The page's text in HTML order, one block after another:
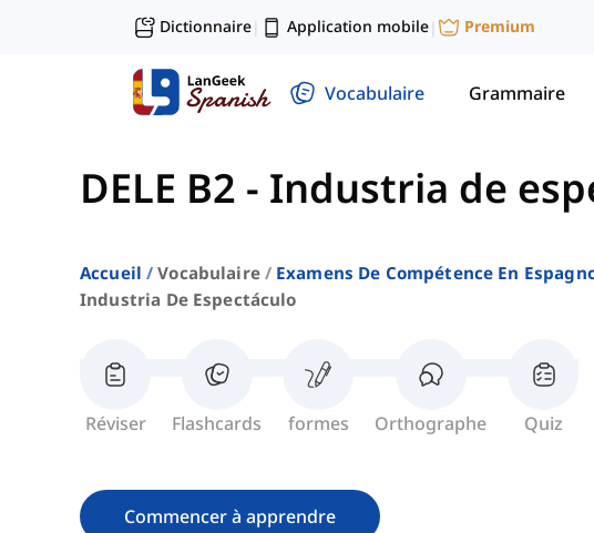
Dictionnaire| Application mobile| Premium
Vocabulaire Grammaire
DELE B2 - Industria de
Accueil Vocabulaire Examens De Compétence En
Industria De Espectáculo
Réviser Flashcards formes Orthographe Quiz
Commencer à apprendre